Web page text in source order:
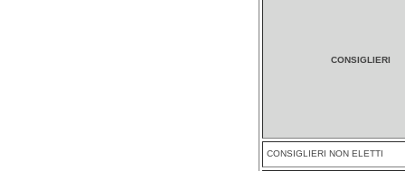
CONSIGLIERI
CONSIGLIERI NON ELETTI